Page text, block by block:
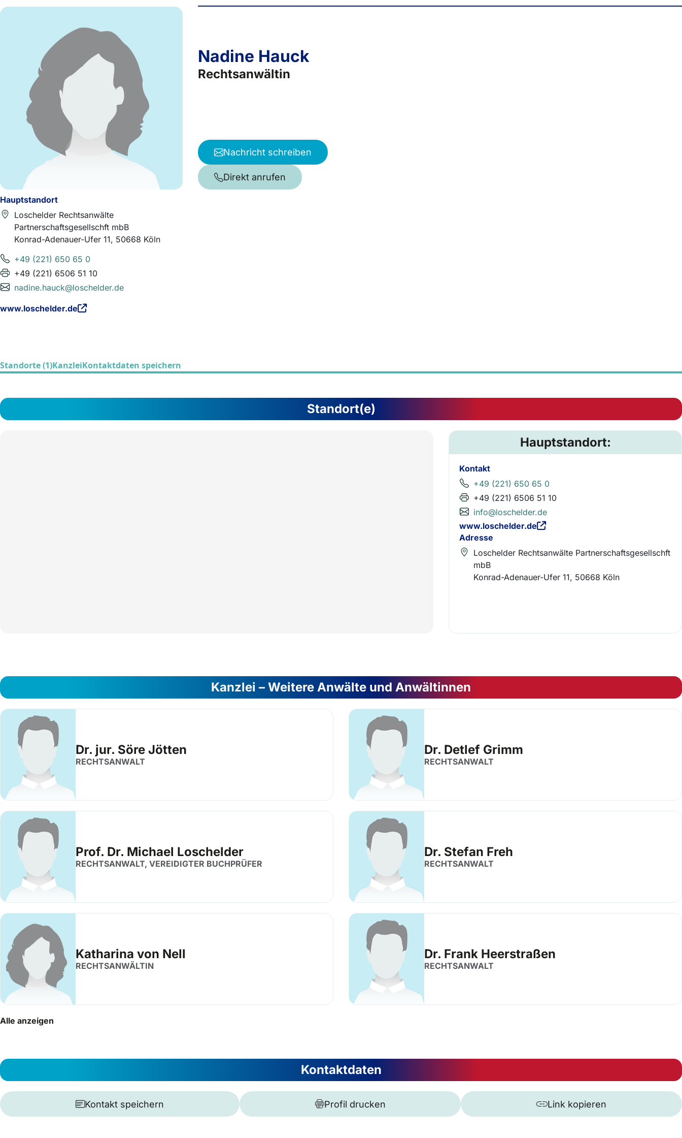
Hauptstandort
Loschelder Rechtsanwälte
Partnerschaftsgesellschft mbB
Konrad-Adenauer-Ufer 11, 50668 Köln
+49 (221) 650 65 0
+49 (221) 6506 51 10
nadine.hauck@loschelder.de
www.loschelder.de
Nadine Hauck
Rechtsanwältin
Nachricht schreiben
Direkt anrufen
Standorte (1)KanzleiKontaktdaten speichern
Standort(e)
Hauptstandort:
Kontakt
+49 (221) 650 65 0
+49 (221) 6506 51 10
info@loschelder.de
www.loschelder.de
Adresse
Loschelder Rechtsanwälte Partnerschaftsgesellschft
mbB
Konrad-Adenauer-Ufer 11, 50668 Köln
Kanzlei – Weitere Anwälte und Anwältinnen
Dr. jur. Söre Jötten
RECHTSANWALT
Dr. Detlef Grimm
RECHTSANWALT
Prof. Dr. Michael Loschelder
RECHTSANWALT, VEREIDIGTER BUCHPRÜFER
Dr. Stefan Freh
RECHTSANWALT
Katharina von Nell
RECHTSANWÄLTIN
Dr. Frank Heerstraßen
RECHTSANWALT
Alle anzeigen
Kontaktdaten
Kontakt speichern Profil drucken Link kopieren